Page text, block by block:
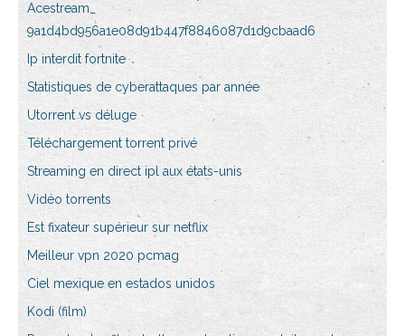
Acestream_
9a1d4bd956a1e08d91b447f8846087d1d9cbaad6
Ip interdit fortnite
Statistiques de cyberattaques par année
Utorrent vs déluge
Téléchargement torrent privé
Streaming en direct ipl aux états-unis
Vidéo torrents
Est fixateur supérieur sur netflix
Meilleur vpn 2020 pcmag
Ciel mexique en estados unidos
Kodi (film)